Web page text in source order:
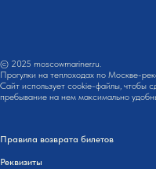
© 2025 moscowmariner.ru.
Прогулки на теплоходах по Москве-
Сайт использует cookie-файлы, чтобы
пребывание на нем максимально
Правила возврата билетов
Реквизиты